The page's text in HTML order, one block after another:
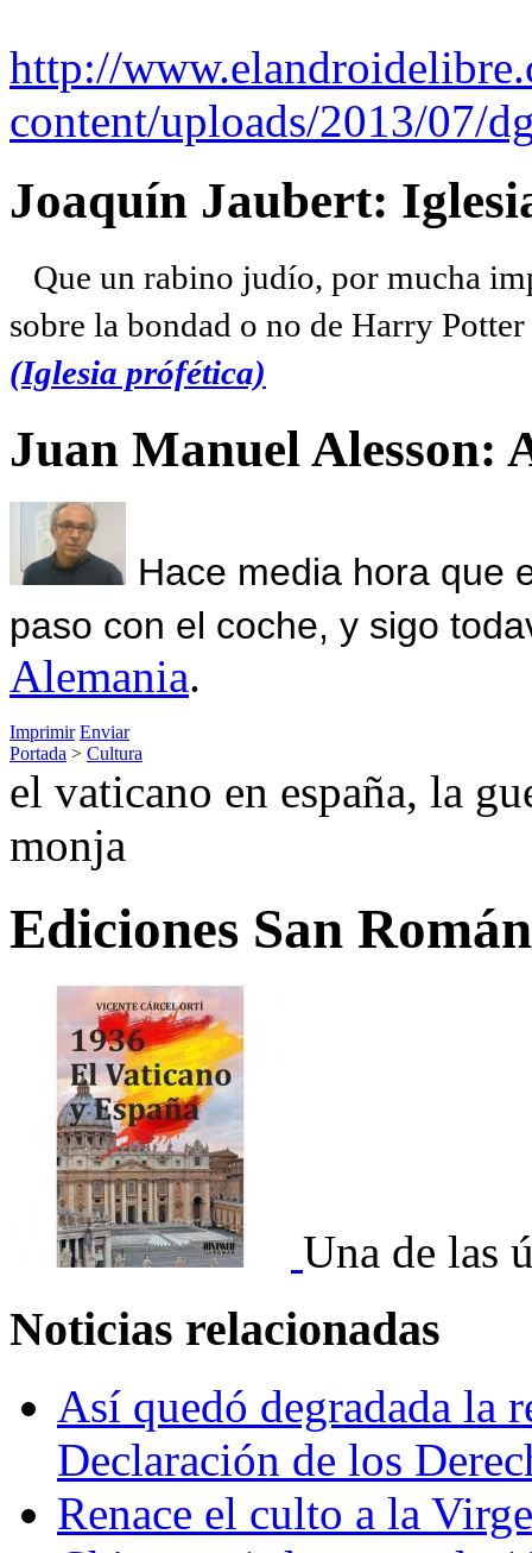
http://
content/uploads/2013/07/
Joaquín Jaubert:
Que un rabino judío, por mucha
sobre la bondad o no de Harry
(Iglesia prófética)
Juan Manuel Alesson:
Hace media hora que
paso con el coche, y sigo
Alemania.
Imprimir Enviar
Portada > Cultura
el vaticano en españa, la
monja
Ediciones San
Una de las
Noticias relacionadas
Así quedó degradada la
Declaración de los
Renace el culto a la